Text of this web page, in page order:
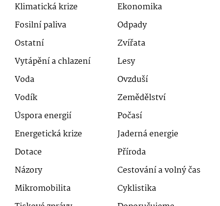
Klimatická krize
Ekonomika
Fosilní paliva
Odpady
Ostatní
Zvířata
Vytápění a chlazení
Lesy
Voda
Ovzduší
Vodík
Zemědělství
Úspora energií
Počasí
Energetická krize
Jaderná energie
Dotace
Příroda
Názory
Cestování a volný čas
Mikromobilita
Cyklistika